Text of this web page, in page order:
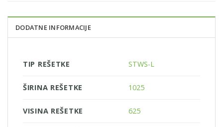
DODATNE INFORMACIJE
TIP REŠETKE STWS-L
ŠIRINA REŠETKE 1025
VISINA REŠETKE 625